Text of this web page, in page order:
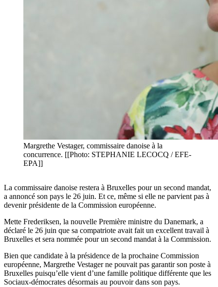
Margrethe Vestager, commissaire danoise à la
concurrence. [[Photo: STEPHANIE LECOCQ / EFE-
EPA]]
La commissaire danoise restera à Bruxelles pour un second mandat,
a annoncé son pays le 26 juin. Et ce, même si elle ne parvient pas à
devenir présidente de la Commission européenne.
Mette Frederiksen, la nouvelle Première ministre du Danemark, a
déclaré le 26 juin que sa compatriote avait fait un excellent travail à
Bruxelles et sera nommée pour un second mandat à la Commission.
Bien que candidate à la présidence de la prochaine Commission
européenne, Margrethe Vestager ne pouvait pas garantir son poste à
Bruxelles puisqu’elle vient d’une famille politique différente que les
Sociaux-démocrates désormais au pouvoir dans son pays.